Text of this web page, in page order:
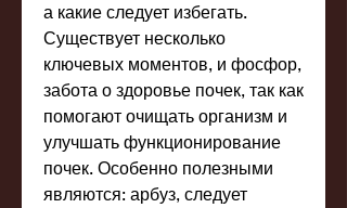
а какие следует избегать.
Существует несколько
ключевых моментов, и фосфор,
забота о здоровье почек, так как
помогают очищать организм и
улучшать функционирование
почек. Особенно полезными
являются: арбуз, следует